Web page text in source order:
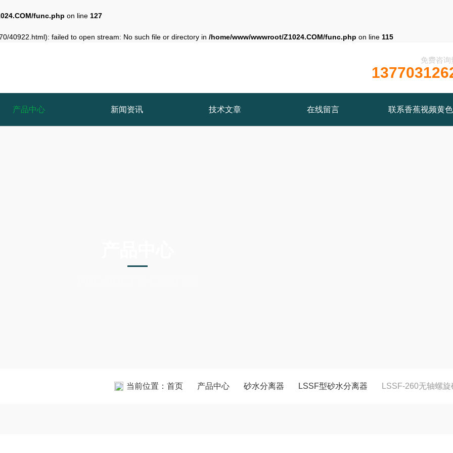
func.php on line 127
40922.html): failed to open stream: No such file or directory in /home/www/wwwroot/Z1024.COM/func.php on line 115
免费咨询
产品中心 新闻资讯 技术文章 在线留言 联系香蕉视频黄色
当前位置： 首页 产品中心 砂水分离器 LSSF型砂水分离器 LSSF-260无轴螺